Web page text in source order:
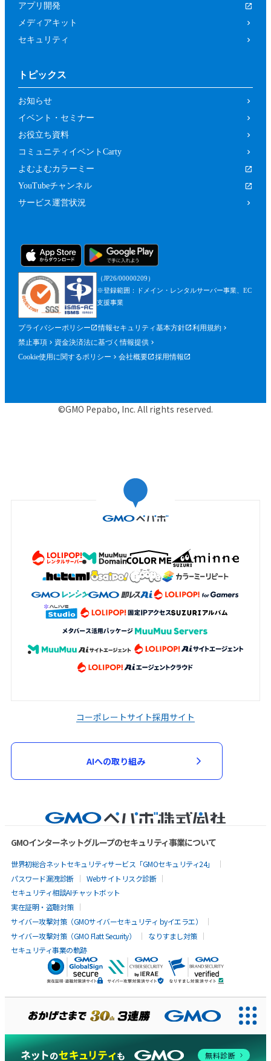
アプリ開発
メディアキット
セキュリティ
トピックス
お知らせ
イベント・セミナー
お役立ち資料
コミュニティイベントCarty
よむよむカラーミー
YouTubeチャンネル
サービス運営状況
（JP26/00000209）
※登録範囲：ドメイン・レンタルサーバー事業、EC
支援事業
プライバシーポリシー 情報セキュリティ基本方針
利用規約
禁止事項
資金決済法に基づく情報提供
Cookie使用に関するポリシー
会社概要 採用情報
©GMO Pepabo, Inc. All rights reserved.
コーポレートサイト採用サイト
AIへの取り組み
GMOインターネットグループのセキュリティ事業について
世界初総合ネットセキュリティサービス「GMOセキュリティ24」
パスワード漏洩診断
Webサイトリスク診断
セキュリティ相談AIチャットボット
実在証明・盗聴対策
サイバー攻撃対策（GMOサイバーセキュリティ byイエラエ）
サイバー攻撃対策（GMO Flatt Security）
なりすまし対策
セキュリティ事業の軌跡
AIに聞いてみる 無料診断